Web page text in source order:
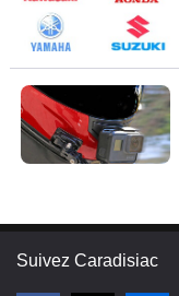
Suivez Caradisiac